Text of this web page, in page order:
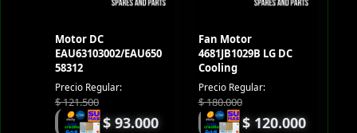
Motor DC
EAU63103002/EAU650
58312
Precio Regular:
$121.500
$ 93.000
Fan Motor
4681JB1029B LG DC
Cooling
Precio Regular:
$180.000
$ 120.000